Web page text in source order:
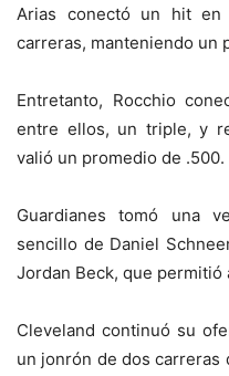
Arias conectó un hit en
carreras, manteniendo un
Entretanto, Rocchio
entre ellos, un triple, y
valió un promedio de .500.
Guardianes tomó una
sencillo de Daniel
Jordan Beck, que permitió
Cleveland continuó su
un jonrón de dos carreras